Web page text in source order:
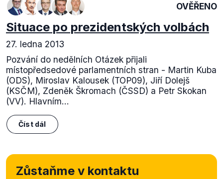
OVĚŘENO
Situace po prezidentských volbách
27. ledna 2013
Pozvání do nedělních Otázek přijali
místopředsedové parlamentních stran - Martin Kuba
(ODS), Miroslav Kalousek (TOP09), Jiří Dolejš
(KSČM), Zdeněk Škromach (ČSSD) a Petr Skokan
(VV). Hlavním...
Číst dál
Zůstaňme v kontaktu